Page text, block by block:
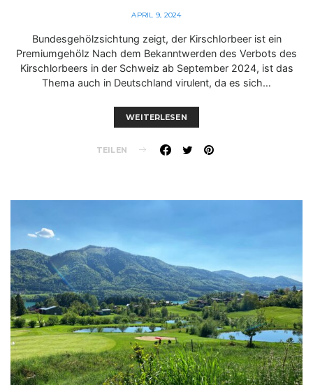
APRIL 9, 2024
Bundesgehölzsichtung zeigt, der Kirschlorbeer ist ein
Premiumgehölz Nach dem Bekanntwerden des Verbots des
Kirschlorbeers in der Schweiz ab September 2024, ist das
Thema auch in Deutschland virulent, da es sich…
WEITERLESEN
TEILEN